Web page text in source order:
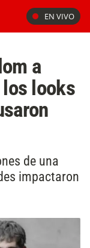
EN VIVO
a
looks
de una
impactaron